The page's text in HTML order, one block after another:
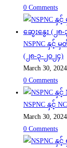
0 Comments
NSPNC နှင့်
(၂၈-၃-၂၀၂၄)
March 30, 2024
0 Comments
NSPNC နှင့်
March 30, 2024
0 Comments